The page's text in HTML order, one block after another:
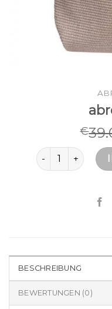
€
abro taschen
BESCHREIBUNG
BEWERTUNGEN (0)